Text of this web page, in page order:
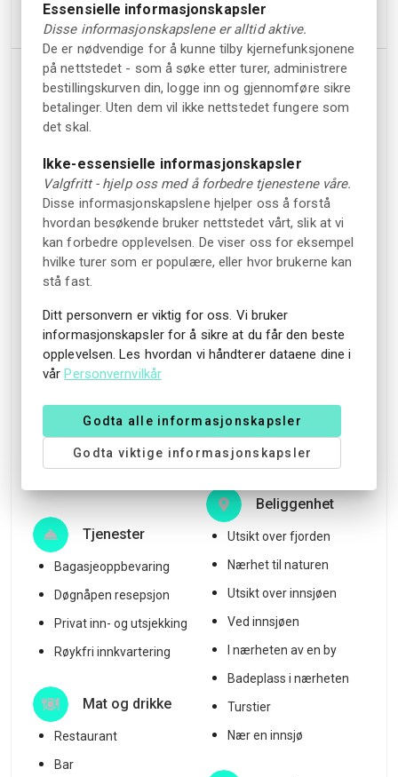
Innkvartering
Fasiliteter
Gratis WiFi
Heis
Terrasse
Allergivennlige rom
Innendørsbasseng
Utemøbler
Piknikområde
Røykfrie rom
Privat strandområde
Spill/puslespill
Hage
Tjenester
Bagasjeoppbevaring
Døgnåpen resepsjon
Privat inn- og utsjekking
Røykfri innkvartering
Mat og drikke
Restaurant
Bar
Parkering
Parkering for
Parkering på gaten
Gratis parkering for
gjester som bor på
overnattingsstedet
Ladestasjon for elbil
Kjæledyr
Kjæledyr er dessverre
Type overnatting
Hotell
Beliggenhet
Utsikt over fjorden
Nærhet til naturen
Utsikt over innsjøen
Ved innsjøen
I nærheten av en by
Badeplass i nærheten
Turstier
Nær en innsjø
Essensielle informasjonskapsler
Disse informasjonskapslene er alltid aktive.
De er nødvendige for å kunne tilby kjernefunksjonene
på nettstedet - som å søke etter turer, administrere
bestillingskurven din, logge inn og gjennomføre sikre
betalinger. Uten dem vil ikke nettstedet fungere som
det skal.
Ikke-essensielle informasjonskapsler
Valgfritt - hjelp oss med å forbedre tjenestene våre.
Disse informasjonskapslene hjelper oss å forstå
hvordan besøkende bruker nettstedet vårt, slik at vi
kan forbedre opplevelsen. De viser oss for eksempel
hvilke turer som er populære, eller hvor brukerne kan
stå fast.
Ditt personvern er viktig for oss. Vi bruker
informasjonskapsler for å sikre at du får den beste
opplevelsen. Les hvordan vi håndterer dataene dine i
vårPersonvernvilkår
Godta alle informasjonskapsler
Godta viktige informasjonskapsler